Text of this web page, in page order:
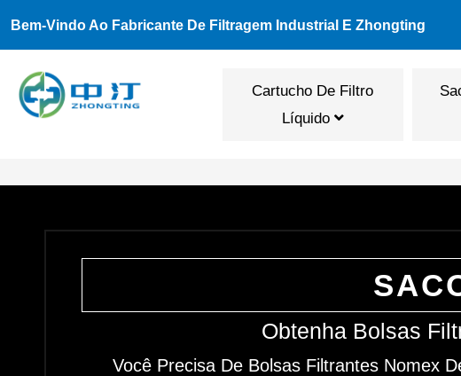
Conteúdo
Bem-Vindo Ao Fabricante De Filtragem Industrial E Zhongting
Cartucho De Filtro
Líquido
Obtenha Bolsas
Você Precisa De Bolsas Filtrantes Nomex